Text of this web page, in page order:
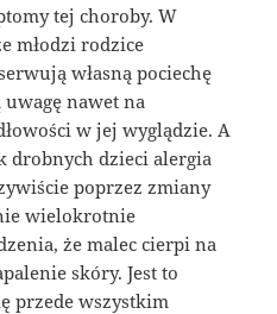
tej choroby. W
młodzi rodzice
własną pociechę
nawet na
w jej wyglądzie. A
drobnych dzieci alergia
poprzez zmiany
wielokrotnie
że malec cierpi na
skóry. Jest to
przede wszystkim